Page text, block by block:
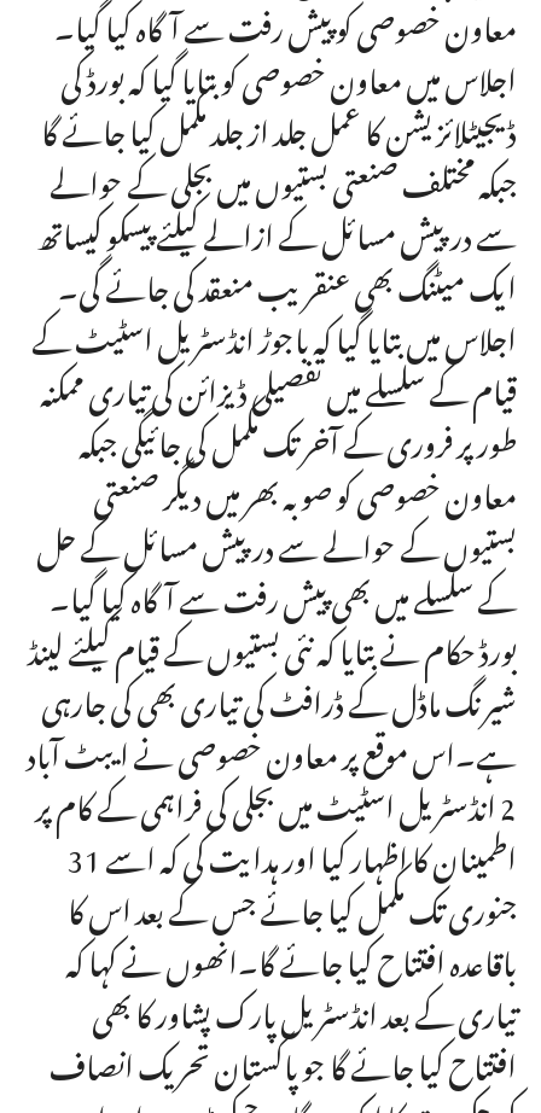
معاون خصوصی کو پیش رفت سے آگاہ کیا گیا۔
اجلاس میں معاون خصوصی کو بتایا گیا کہ بورڈ کی
ڈیجیٹلائزیشن کا عمل جلد از جلد مکمل کیا جائے گا
جبکہ مختلف صنعتی بستیوں میں بجلی کے حوالے
سے درپیش مسائل کے ازالے کیلئے پیسکو کیساتھ
ایک میٹنگ بھی عنقریب منعقد کی جائے گی۔
اجلاس میں بتایا گیا کہ باجوڑ انڈسٹریل اسٹیٹ کے
قیام کے سلسلے میں تفصیلی ڈیزائن کی تیاری ممکنہ
طور پر فروری کے آخر تک مکمل کی جائیگی جبکہ
معاون خصوصی کو صوبہ بھر میں دیگر صنعتی
بستیوں کے حوالے سے درپیش مسائل کے حل
کے سلسلے میں بھی پیش رفت سے آگاہ کیا گیا۔
بورڈ حکام نے بتایا کہ نئی بستیوں کے قیام کیلئے لینڈ
شیرنگ ماڈل کے ڈرافٹ کی تیاری بھی کی جارہی
ہے۔اس موقع پر معاون خصوصی نے ایبٹ آباد
2 انڈسٹریل اسٹیٹ میں بجلی کی فراہمی کے کام پر
اطمینان کا اظہار کیا اور ہدایت کی کہ اسے 31
جنوری تک مکمل کیا جائے جس کے بعد اس کا
باقاعدہ افتتاح کیا جائے گا۔انھوں نے کہا کہ
تیاری کے بعد انڈسٹریل پارک پشاور کا بھی
افتتاح کیا جائے گا جو پاکستان تحریک انصاف